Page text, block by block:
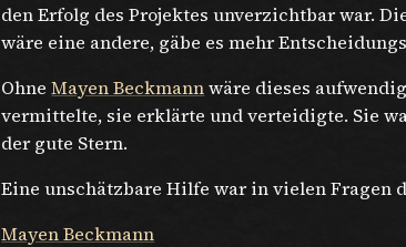
den Erfolg des Projektes unverzichtbar war.
wäre eine andere, gäbe es mehr
OhneMayen Beckmannwäre dieses
vermittelte, sie erklärte und verteidigte. Sie
der gute Stern.
Eine unschätzbare Hilfe war in vielen Fragen
Mayen Beckmann